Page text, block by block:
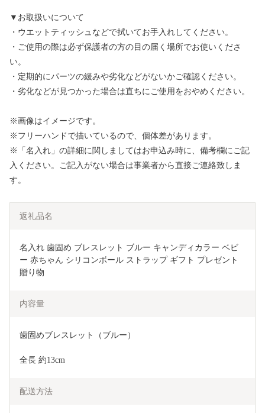
▼お取扱いについて
・ウエットティッシュなどで拭いてお手入れしてください。
・ご使用の際は必ず保護者の方の目の届く場所でお使いくださ
い。
・定期的にパーツの緩みや劣化などがないかご確認ください。
・劣化などが見つかった場合は直ちにご使用をおやめください。
※画像はイメージです。
※フリーハンドで描いているので、個体差があります。
※「名入れ」の詳細に関しましてはお申込み時に、備考欄にご記
入ください。ご記入がない場合は事業者から直接ご連絡致しま
す。
返礼品名
名入れ 歯固め ブレスレット ブルー キャンディカラー ベビ
ー 赤ちゃん シリコンボール ストラップ ギフト プレゼント
贈り物
内容量
歯固めブレスレット（ブルー）
全長 約13cm
配送方法